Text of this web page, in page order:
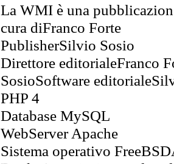
La WMI è una
cura diFranco Forte
PublisherSilvio Sosio
Direttore editorialeFranco
SosioSoftware
PHP 4
Database MySQL
WebServer Apache
Sistema operativo